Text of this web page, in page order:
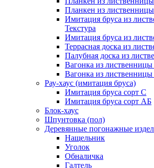
Планкен из лиственницы
Имитация бруса из
Текстура
Имитация бруса из
Террасная доска из
Палубная доска из
Вагонка из лиственницы
Вагонка из
Рау-хаус (имитация бруса)
Имитация бруса сорт С
Имитация бруса сорт АБ
Блок-хаус
Шпунтовка (пол)
Деревянные погонажные
Нащельник
Уголок
Обналичка
Галтель